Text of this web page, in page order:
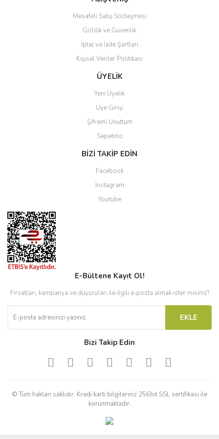
Gönder
Mesafeli Satış Sözleşmesi
Gizlilik ve Güvenlik
İptal ve İade Şartları
Kişisel Veriler Politikası
ÜYELİK
Yeni Üyelik
Üye Girişi
Şifremi Unuttum
Sepetiniz
BİZİ TAKİP EDİN
Facebook
Instagram
Youtube
E-Bültene Kayıt Ol!
Fırsatları, kampanya ve duyuruları ile ilgili e-posta almak ister misiniz?
EKLE
Bizi Takip Edin
© Tüm hakları saklıdır. Kredi kartı bilgileriniz 256bit SSL sertifikası ile
korunmaktadır.